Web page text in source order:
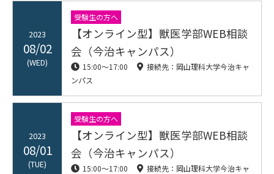
2023
08/02
(WED)
受験生の方へ
【オンライン型】獣医学部WEB相談
会（今治キャンパス）
15:00〜17:00
接続先：岡山理科大学今治キャ
ンパス
2023
08/01
(TUE)
受験生の方へ
【オンライン型】獣医学部WEB相談
会（今治キャンパス）
15:00〜17:00
接続先：岡山理科大学今治キャ